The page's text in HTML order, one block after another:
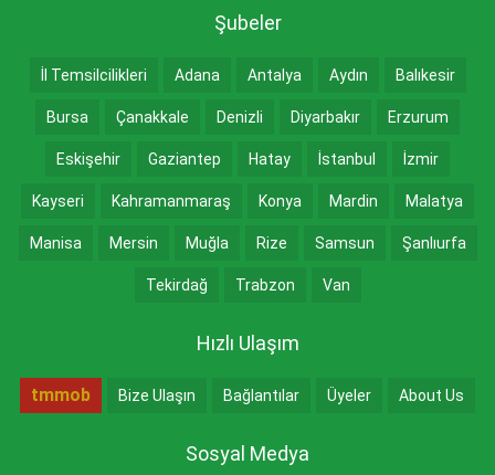
Şubeler
İl Temsilcilikleri Adana Antalya Aydın Balıkesir
Bursa Çanakkale Denizli Diyarbakır Erzurum
Eskişehir Gaziantep Hatay İstanbul İzmir
Kayseri Kahramanmaraş Konya Mardin Malatya
Manisa Mersin Muğla Rize Samsun Şanlıurfa
Tekirdağ Trabzon Van
Hızlı Ulaşım
tmmob Bize Ulaşın Bağlantılar Üyeler About Us
Sosyal Medya